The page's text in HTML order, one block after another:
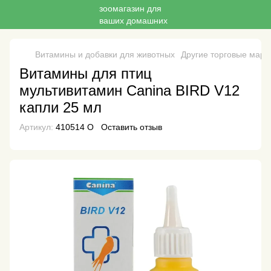
Витамины и добавки для животных Другие торговые
Витамины для птиц
мультивитамин Canina BIRD V12
капли 25 мл
Артикул: 410514 О Оставить отзыв